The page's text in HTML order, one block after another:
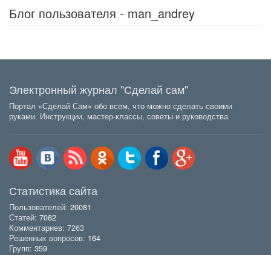
Блог пользователя - man_andrey
Электронный журнал "Сделай сам"
Портал «Сделай Сам» обо всем, что можно сделать своими
руками. Инструкции, мастер-классы, советы и руководства
Статистика сайта
Пользователей: 20081
Статей: 7082
Комментариев: 7263
Решенных вопросов: 164
Групп: 359